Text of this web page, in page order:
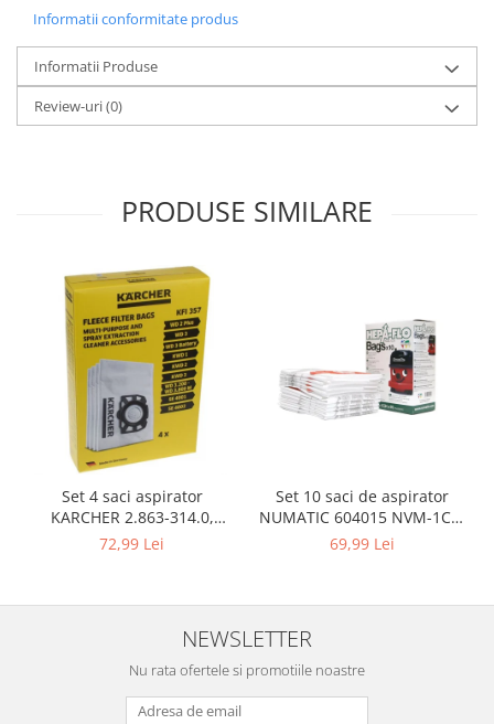
Ochelari de soare
Ochelari de vedere
Gaming, Carti & Birotica
Birotica & Papetarie
Accesorii aparate de ras electrice
Accesorii aparate hair styling
personala
Aparate cosmetice
Articole Sanatate si Wellness
Consumabile sanitare
Cosmetice si produse ingrijire
personala
Igiena dentara
Jucarii, Copii & Bebe
Camera copilului
Hrana bebelusi
Informatii conformitate produs
Informatii Produse
Review-uri(0)
PRODUSE SIMILARE
Set 4 saci aspirator
KARCHER 2.863-314.0,
compatibil cu WD, KWD, SE
72,99 Lei
Set 10 saci de aspirator
NUMATIC 604015 NVM-1CH,
9L
69,99 Lei
NEWSLETTER
Nu rata ofertele si promotiile noastre